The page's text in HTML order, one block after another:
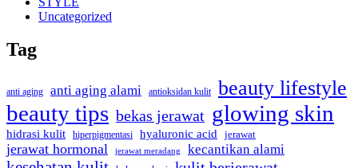
Uncategorized
Tag
anti aging anti aging alami antioksidan kulit beauty lifestyle
beauty tips bekas jerawat glowing skin
hidrasi kulit hiperpigmentasi hyaluronic acid jerawat
jerawat hormonal jerawat meradang kecantikan alami